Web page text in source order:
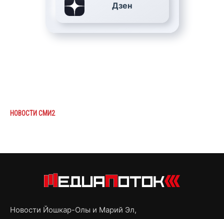
Дзен
НОВОСТИ СМИ2
Новости Йошкар-Олы и Марий Эл,